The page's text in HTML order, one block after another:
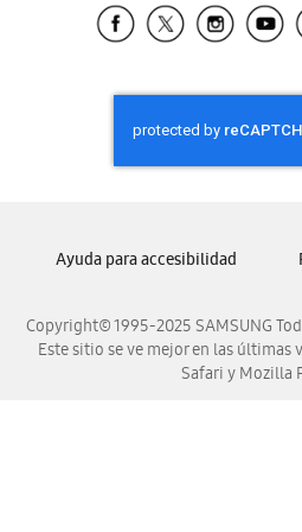
Samsung El
Samsung
Samsung
Samsung
Samsung
Copyright© 1995-2025 SAMSUNG
Este sitio se ve mejor en las últimas
Safari y Mozilla
Ayuda para accesibilidad